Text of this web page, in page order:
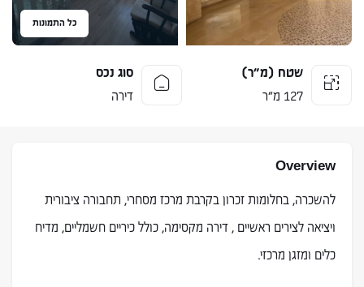
כל התמונות
שטח (מ״ר)
127 מ״ר
סוג נכס
דירה
Overview
להשכרה, בחלומות זכרון בקרבת מרכז מסחרי, תחבורה ציבורית
ויציאה לצירים ראשיים , דירה מקסימה, כולל כיריים חשמליים, מדיח
כלים ומזגן מרכזי.